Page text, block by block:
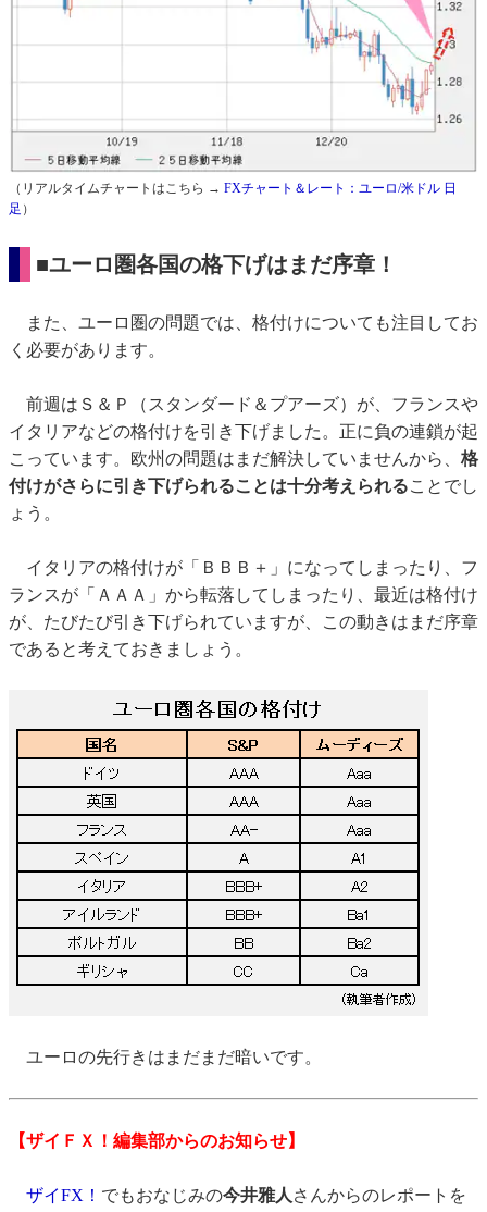
（リアルタイムチャートはこちら → FXチャート＆レート：ユーロ/米ドル 日
足 ）
■ユーロ圏各国の格下げはまだ序章！
また、ユーロ圏の問題では、格付けについても注目してお
く必要があります。
前週はＳ＆Ｐ（スタンダード＆プアーズ）が、フランスや
イタリアなどの格付けを引き下げました。正に負の連鎖が起
こっています。欧州の問題はまだ解決していませんから、 格
付けがさらに引き下げられることは十分考えられることでし
ょう。
イタリアの格付けが「ＢＢＢ＋」になってしまったり、フ
ランスが「ＡＡＡ」から転落してしまったり、最近は格付け
が、たびたび引き下げられていますが、この動きはまだ序章
であると考えておきましょう。
ユーロの先行きはまだまだ暗いです。
【ザイＦＸ！編集部からのお知らせ】
ザイFX！ でもおなじみの今井雅人さんからのレポートを